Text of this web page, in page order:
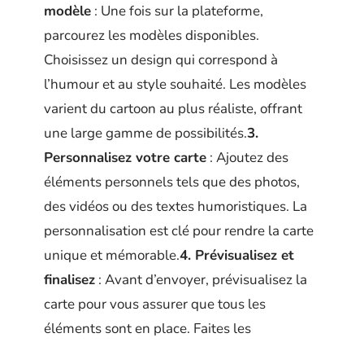
modèle : Une fois sur la plateforme,
parcourez les modèles disponibles.
Choisissez un design qui correspond à
l’humour et au style souhaité. Les modèles
varient du cartoon au plus réaliste, offrant
une large gamme de possibilités.3.
Personnalisez votre carte : Ajoutez des
éléments personnels tels que des photos,
des vidéos ou des textes humoristiques. La
personnalisation est clé pour rendre la carte
unique et mémorable.4. Prévisualisez et
finalisez : Avant d’envoyer, prévisualisez la
carte pour vous assurer que tous les
éléments sont en place. Faites les